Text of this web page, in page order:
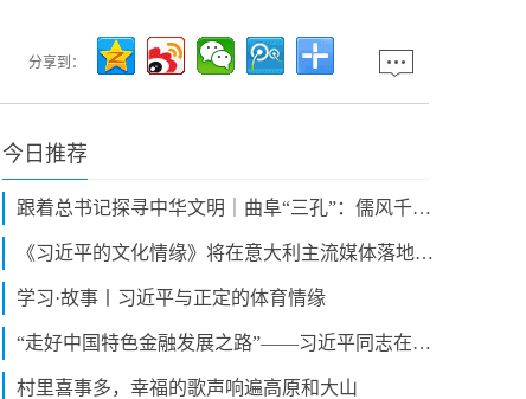
分享到：
今日推荐
跟着总书记探寻中华文明｜曲阜“三孔”：儒风千载 古为今用
《习近平的文化情缘》将在意大利主流媒体落地播出
学习·故事丨习近平与正定的体育情缘
“走好中国特色金融发展之路”——习近平同志在福建金融论述和实践启示
村里喜事多，幸福的歌声响遍高原和大山